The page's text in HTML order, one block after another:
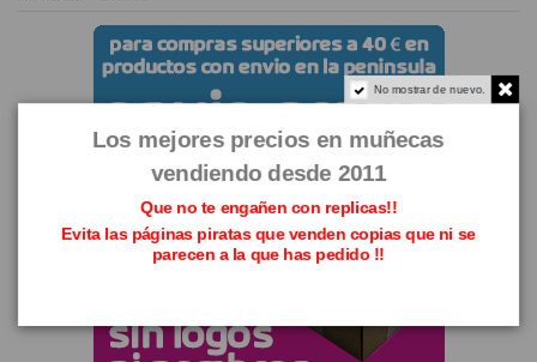
No mostrar de nuevo.
Los mejores precios en muñecas
vendiendo desde 2011
Que no te engañen con replicas!!
Evita las páginas piratas que venden copias que ni se
parecen a la que has pedido !!